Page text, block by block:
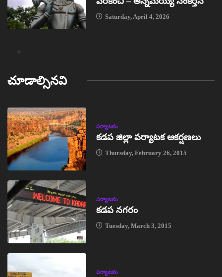
Saturday, April 4, 2026
చూడాల్సినవి
పర్యాటకం
కడప జిల్లా పర్యాటక ఆకర్షణలు
Thursday, February 26, 2015
పర్యాటకం
కడప నగరం
Tuesday, March 3, 2015
పర్యాటకం